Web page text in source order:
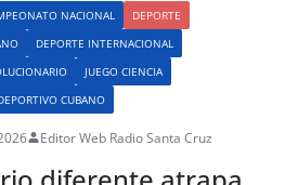
NACIONAL
DEPORTE
DEPORTE INTERNACIONAL
JUEGO CIENCIA
CUBANO
Editor Web Radio Santa Cruz